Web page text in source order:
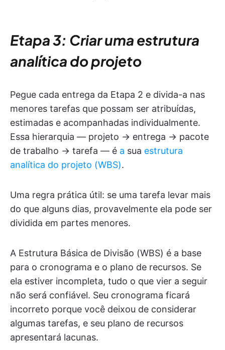
Etapa 3: Criar uma estrutura
analítica do projeto
Pegue cada entrega da Etapa 2 e divida-a nas
menores tarefas que possam ser atribuídas,
estimadas e acompanhadas individualmente.
Essa hierarquia — projeto → entrega → pacote
de trabalho → tarefa — é a sua estrutura
analítica do projeto (WBS).
Uma regra prática útil: se uma tarefa levar mais
do que alguns dias, provavelmente ela pode ser
dividida em partes menores.
A Estrutura Básica de Divisão (WBS) é a base
para o cronograma e o plano de recursos. Se
ela estiver incompleta, tudo o que vier a seguir
não será confiável. Seu cronograma ficará
incorreto porque você deixou de considerar
algumas tarefas, e seu plano de recursos
apresentará lacunas.